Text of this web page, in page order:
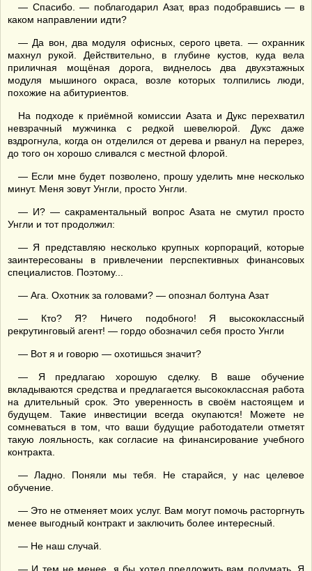
— Спасибо. — поблагодарил Азат, враз подобравшись — в
каком направлении идти?
— Да вон, два модуля офисных, серого цвета. — охранник
махнул рукой. Действительно, в глубине кустов, куда вела
приличная мощёная дорога, виднелось два двухэтажных
модуля мышиного окраса, возле которых толпились люди,
похожие на абитуриентов.
На подходе к приёмной комиссии Азата и Дукс перехватил
невзрачный мужчинка с редкой шевелюрой. Дукс даже
вздрогнула, когда он отделился от дерева и рванул на перерез,
до того он хорошо сливался с местной флорой.
— Если мне будет позволено, прошу уделить мне несколько
минут. Меня зовут Унгли, просто Унгли.
— И? — сакраментальный вопрос Азата не смутил просто
Унгли и тот продолжил:
— Я представляю несколько крупных корпораций, которые
заинтересованы в привлечении перспективных финансовых
специалистов. Поэтому...
— Ага. Охотник за головами? — опознал болтуна Азат
— Кто? Я? Ничего подобного! Я высококлассный
рекрутинговый агент! — гордо обозначил себя просто Унгли
— Вот я и говорю — охотишься значит?
— Я предлагаю хорошую сделку. В ваше обучение
вкладываются средства и предлагается высококлассная работа
на длительный срок. Это уверенность в своём настоящем и
будущем. Такие инвестиции всегда окупаются! Можете не
сомневаться в том, что ваши будущие работодатели отметят
такую лояльность, как согласие на финансирование учебного
контракта.
— Ладно. Поняли мы тебя. Не старайся, у нас целевое
обучение.
— Это не отменяет моих услуг. Вам могут помочь расторгнуть
менее выгодный контракт и заключить более интересный.
— Не наш случай.